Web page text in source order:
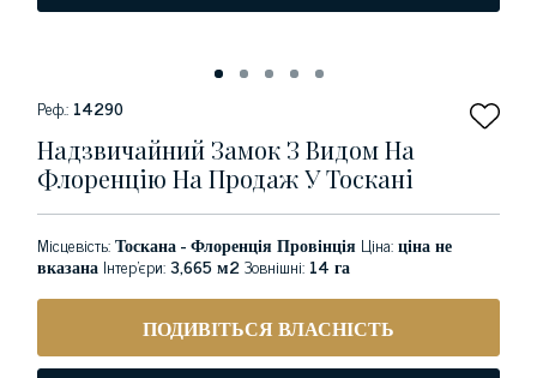
Реф.: 14290
Надзвичайний Замок З Видом На
Флоренцію На Продаж У Тоскані
Місцевість:Тоскана - Флоренція Провінція Ціна:ціна не
вказана Інтер'єри:3,665 м2Зовнішні: 14 га
ПОДИВІТЬСЯ ВЛАСНІСТЬ